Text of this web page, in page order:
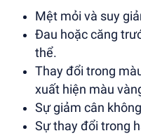
Mệt mỏi và suy
Đau hoặc căng
thể.
Thay đổi trong
xuất hiện màu
Sự giảm cân
Sự thay đổi trong